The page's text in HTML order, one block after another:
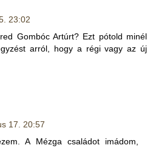
23:02
Gombóc Artúrt? Ezt pótold minél
arról, hogy a régi vagy az új
17. 20:57
A Mézga családot imádom,